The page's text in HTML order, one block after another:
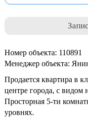
Номер объекта: 110891
Менеджер объекта:
Продается квартира в
цeнтpe городa, c
Просторная 5-ти
уровнях.